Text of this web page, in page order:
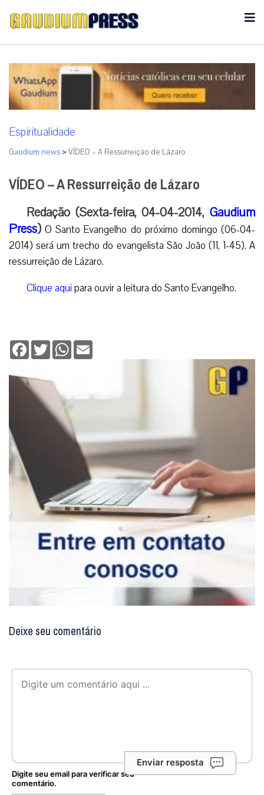
Espiritualidade
Gaudium news >VÍDEO – A Ressurreição de Lázaro
VÍDEO – A Ressurreição de Lázaro
Redação (Sexta-feira, 04-04-2014, Gaudium
Press) O Santo Evangelho do próximo domingo (06-04-
2014) será um trecho do evangelista São João (11, 1-45). A
ressurreição de Lázaro.
Clique aqui para ouvir a leitura do Santo Evangelho.
Facebook
TwitterWhatsApp
Deixe seu comentário
Enviar resposta
Digite seu email para verificar seu
comentário.